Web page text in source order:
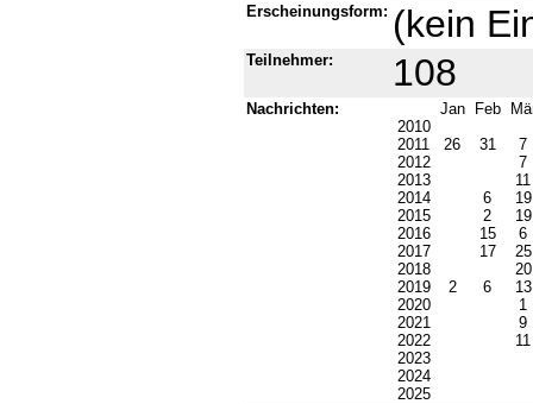
Erscheinungsform: (kein
Teilnehmer: 108
Nachrichten: Jan Feb
2010
2011
26 31
7
2012
7
2013
2014
6
2015
2
2016
15
6
2017
17
2018
2019
2 6
2020
1
2021
9
2022
2023
2024
2025